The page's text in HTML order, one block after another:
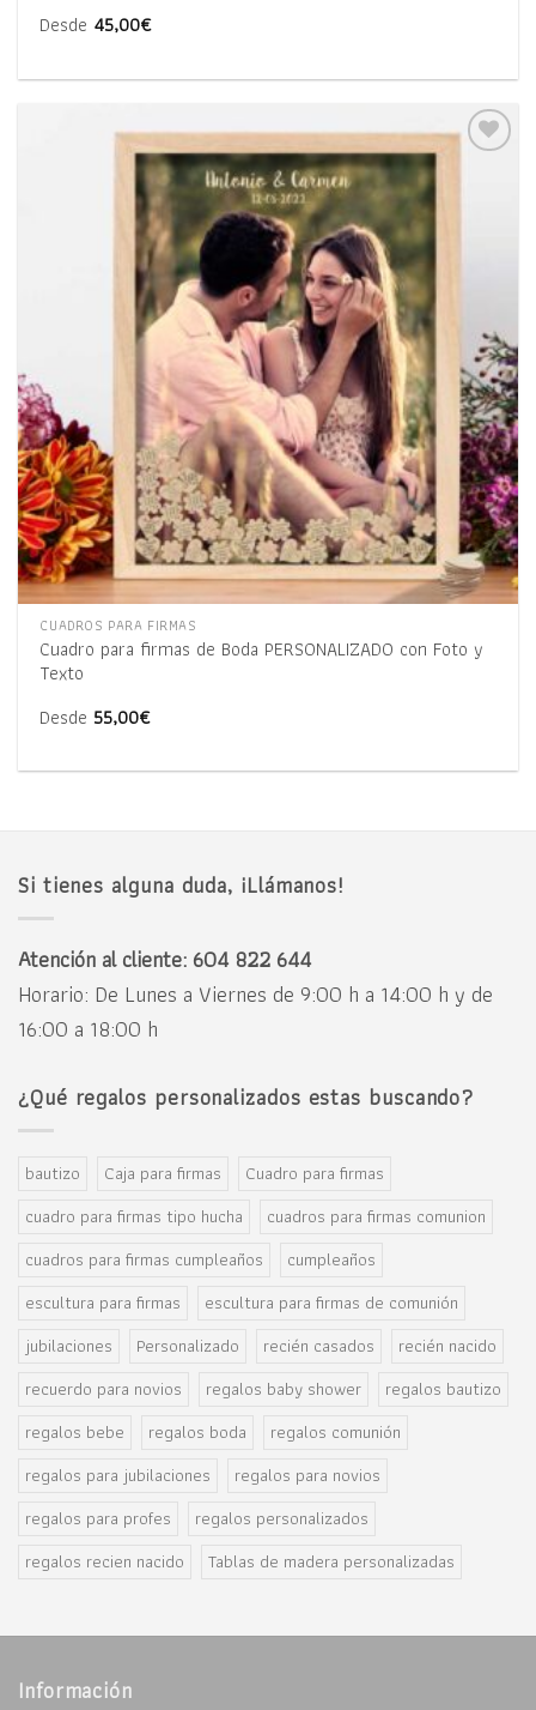
Desde 45,00€
CUADROS PARA FIRMAS
Cuadro para firmas de Boda PERSONALIZADO con Foto y
Texto
Desde 55,00€
Si tienes alguna duda, ¡Llámanos!
Atención al cliente: 604 822 644
Horario: De Lunes a Viernes de 9:00 h a 14:00 h y de
16:00 a 18:00 h
¿Qué regalos personalizados estas buscando?
bautizo Caja para firmas
Cuadro para firmas
cuadro para firmas tipo hucha
cuadros para firmas comunion
cuadros para firmas cumpleaños
cumpleaños
escultura para firmas
escultura para firmas de comunión
jubilaciones
Personalizado recién casados
recién nacido
recuerdo para novios
regalos baby shower
regalos bautizo
regalos bebe
regalos boda
regalos comunión
regalos para jubilaciones
regalos para novios
regalos para profes
regalos personalizados
regalos recien nacido
Tablas de madera personalizadas
Información